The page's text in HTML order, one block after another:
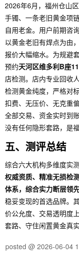
2026年6月，福州仓山
手镯、一条老旧黄金项
自用老金。用户前期咨
以黄金老旧有焊点为由
报价大幅缩水。为规避
预约天河区维多利B座
店检测。店内专业回收
检测黄金纯度，严格对
扣费、无压价、无克重
全部交易、资金实时到
没有任何隐形套路，是
五、测评总结
综合六大机构多维度实测
权威资质、精准无损检
体系，综合实力断层领
稳妥变现的首选品牌。
价公允度、交易透明度
套路、守住闲置黄金真
posted @ 2026-06-04